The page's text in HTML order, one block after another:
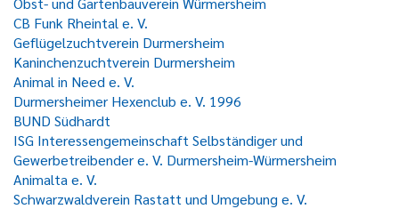
CB Funk Rheintal e. V.
Geflügelzuchtverein Durmersheim
Kaninchenzuchtverein Durmersheim
Animal in Need e. V.
Durmersheimer Hexenclub e. V. 1996
BUND Südhardt
ISG Interessengemeinschaft Selbständiger und
Gewerbetreibender e. V. Durmersheim-Würmersheim
Animalta e. V.
Schwarzwaldverein Rastatt und Umgebung e. V.